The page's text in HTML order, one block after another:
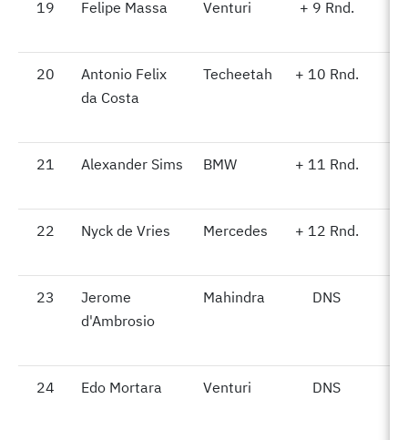
19 Felipe Massa Venturi + 9 Rnd.
20
Antonio Felix
da Costa
Techeetah + 10 Rnd.
21 Alexander Sims BMW + 11 Rnd.
22 Nyck de Vries Mercedes + 12 Rnd.
23
Jerome
d'Ambrosio
Mahindra DNS
24 Edo Mortara Venturi DNS
19
20
21
22
23
24